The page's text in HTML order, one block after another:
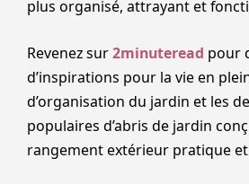
plus organisé, attrayant et
Revenez sur2minuteread pour
d’inspirations pour la vie en
d’organisation du jardin et les
populaires d’abris de jardin
rangement extérieur pratique